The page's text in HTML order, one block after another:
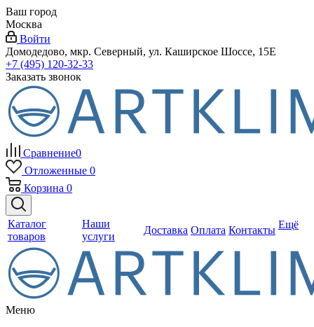
Ваш город
Москва
Войти
Домодедово, мкр. Северный, ул. Каширское Шоссе, 15Е
+7 (495) 120-32-33
Заказать звонок
Сравнение0
Отложенные 0
Корзина 0
Каталог
товаров
Наши
услуги
Доставка Оплата Контакты Ещё
Меню